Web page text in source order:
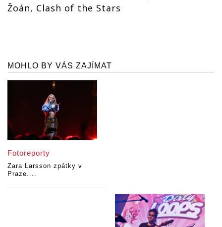
Žoán, Clash of the Stars
MOHLO BY VÁS ZAJÍMAT
Fotoreporty
Zara Larsson zpátky v
Praze....